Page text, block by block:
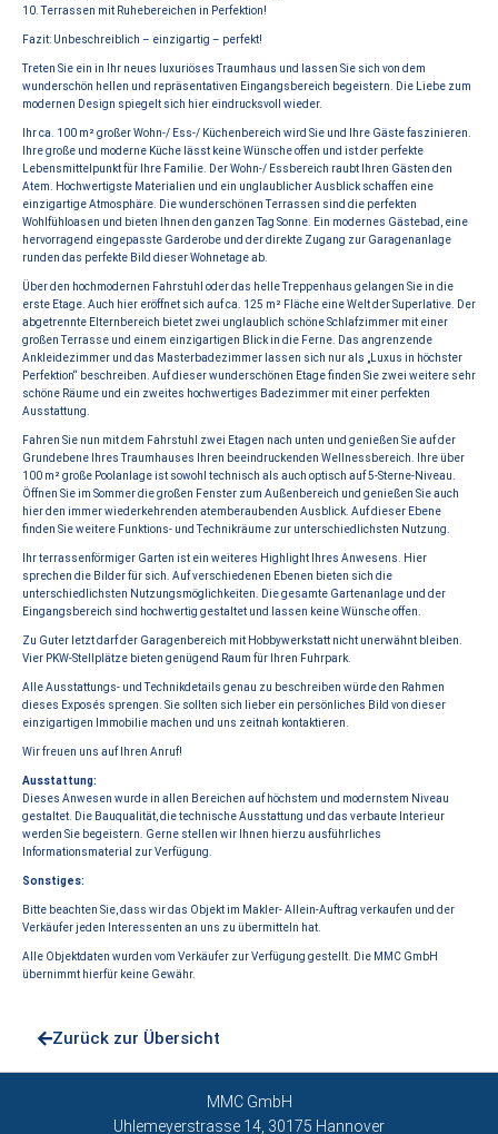
10. Terrassen mit Ruhebereichen in Perfektion!
Fazit: Unbeschreiblich – einzigartig – perfekt!
Treten Sie ein in Ihr neues luxuriöses Traumhaus und lassen Sie sich von dem
wunderschön hellen und repräsentativen Eingangsbereich begeistern. Die Liebe zum
modernen Design spiegelt sich hier eindrucksvoll wieder.
Ihr ca. 100 m² großer Wohn-/ Ess-/ Küchenbereich wird Sie und Ihre Gäste faszinieren.
Ihre große und moderne Küche lässt keine Wünsche offen und ist der perfekte
Lebensmittelpunkt für Ihre Familie. Der Wohn-/ Essbereich raubt Ihren Gästen den
Atem. Hochwertigste Materialien und ein unglaublicher Ausblick schaffen eine
einzigartige Atmosphäre. Die wunderschönen Terrassen sind die perfekten
Wohlfühloasen und bieten Ihnen den ganzen Tag Sonne. Ein modernes Gästebad, eine
hervorragend eingepasste Garderobe und der direkte Zugang zur Garagenanlage
runden das perfekte Bild dieser Wohnetage ab.
Über den hochmodernen Fahrstuhl oder das helle Treppenhaus gelangen Sie in die
erste Etage. Auch hier eröffnet sich auf ca. 125 m² Fläche eine Welt der Superlative. Der
abgetrennte Elternbereich bietet zwei unglaublich schöne Schlafzimmer mit einer
großen Terrasse und einem einzigartigen Blick in die Ferne. Das angrenzende
Ankleidezimmer und das Masterbadezimmer lassen sich nur als „Luxus in höchster
Perfektion“ beschreiben. Auf dieser wunderschönen Etage finden Sie zwei weitere sehr
schöne Räume und ein zweites hochwertiges Badezimmer mit einer perfekten
Ausstattung.
Fahren Sie nun mit dem Fahrstuhl zwei Etagen nach unten und genießen Sie auf der
Grundebene Ihres Traumhauses Ihren beeindruckenden Wellnessbereich. Ihre über
100 m² große Poolanlage ist sowohl technisch als auch optisch auf 5-Sterne-Niveau.
Öffnen Sie im Sommer die großen Fenster zum Außenbereich und genießen Sie auch
hier den immer wiederkehrenden atemberaubenden Ausblick. Auf dieser Ebene
finden Sie weitere Funktions- und Technikräume zur unterschiedlichsten Nutzung.
Ihr terrassenförmiger Garten ist ein weiteres Highlight Ihres Anwesens. Hier
sprechen die Bilder für sich. Auf verschiedenen Ebenen bieten sich die
unterschiedlichsten Nutzungsmöglichkeiten. Die gesamte Gartenanlage und der
Eingangsbereich sind hochwertig gestaltet und lassen keine Wünsche offen.
Zu Guter letzt darf der Garagenbereich mit Hobbywerkstatt nicht unerwähnt bleiben.
Vier PKW-Stellplätze bieten genügend Raum für Ihren Fuhrpark.
Alle Ausstattungs- und Technikdetails genau zu beschreiben würde den Rahmen
dieses Exposés sprengen. Sie sollten sich lieber ein persönliches Bild von dieser
einzigartigen Immobilie machen und uns zeitnah kontaktieren.
Wir freuen uns auf Ihren Anruf!
Ausstattung:
Dieses Anwesen wurde in allen Bereichen auf höchstem und modernstem Niveau
gestaltet. Die Bauqualität, die technische Ausstattung und das verbaute Interieur
werden Sie begeistern. Gerne stellen wir Ihnen hierzu ausführliches
Informationsmaterial zur Verfügung.
Sonstiges:
Bitte beachten Sie, dass wir das Objekt im Makler- Allein-Auftrag verkaufen und der
Verkäufer jeden Interessenten an uns zu übermitteln hat.
Alle Objektdaten wurden vom Verkäufer zur Verfügung gestellt. Die MMC GmbH
übernimmt hierfür keine Gewähr.
Zurück zur Übersicht
MMC GmbH
Uhlemeyerstrasse 14, 30175 Hannover